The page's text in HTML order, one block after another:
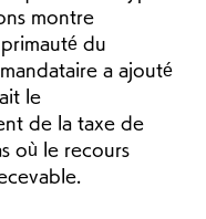
montre
du
a ajouté
le
de la taxe de
où le recours